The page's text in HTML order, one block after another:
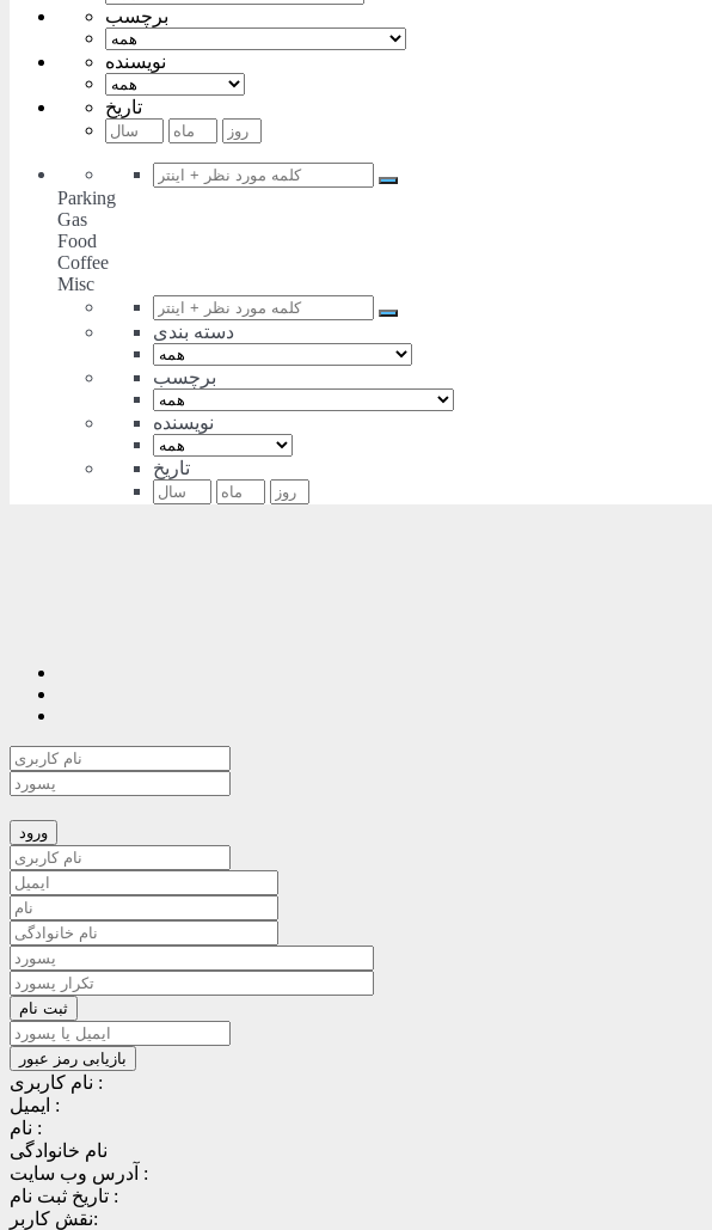
برچسب
نویسنده
تاریخ
Parking
Gas
Food
Coffee
Misc
دسته بندی
برچسب
نویسنده
تاریخ
نام کاربری :
ایمیل :
نام :
نام خانوادگی
آدرس وب سایت :
تاریخ ثبت نام :
نقش کاربر: